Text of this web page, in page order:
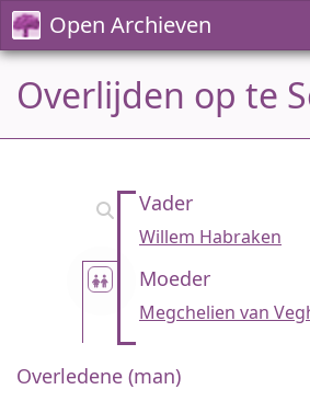
Open Archieven
Overlijden op te
Vader
Willem Habraken
Moeder
Megchelien van
Overledene (man)